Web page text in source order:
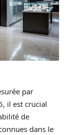
par
il est crucial
de
dans le